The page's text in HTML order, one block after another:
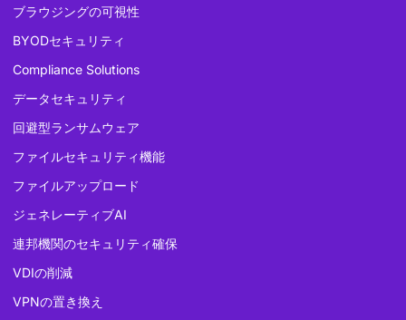
ブラウジングの可視性
BYODセキュリティ
Compliance Solutions
データセキュリティ
回避型ランサムウェア
ファイルセキュリティ機能
ファイルアップロード
ジェネレーティブAI
連邦機関のセキュリティ確保
VDIの削減
VPNの置き換え